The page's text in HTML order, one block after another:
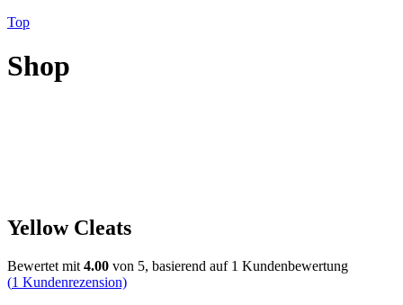
Top
Shop
Yellow Cleats
Bewertet mit 4.00 von 5, basierend auf 1 Kundenbewertung
(1 Kundenrezension)